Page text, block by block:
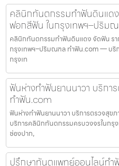
คลินิกทันตกรรมทำฟันดินแด
ฟอกสีฟัน ในกรุงเทพฯ–ปริม
คลินิกทันตกรรมทำฟันดินแดง จัดฟัน ร
กรุงเทพฯ–ปริมณฑล ทำฟัน.com — บริ
กรุงเท
ฟันห่างทำฟันยานนาวา บริกา
ทำฟัน.com
ฟันห่างทำฟันยานนาวา บริการตรวจสุ
บริการคลินิกทันตกรรมครบวงจรในกรุ
ช่องปาก,
ปรึกษาทันตแพทย์ออนไลน์ท